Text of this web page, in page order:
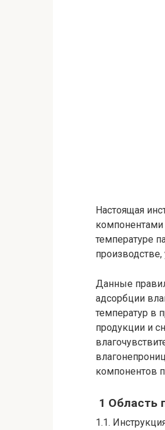
Настоящая
компонентами
температуре
Данные
адсорбции
температур в
продукции и
компонентов
1 Область
1.1.